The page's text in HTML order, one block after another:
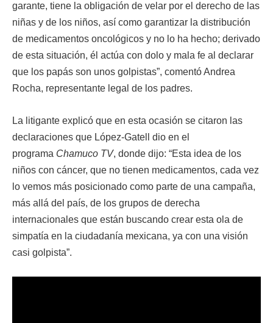
garante, tiene la obligación de velar por el derecho de las
niñas y de los niños, así como garantizar la distribución
de medicamentos oncológicos y no lo ha hecho; derivado
de esta situación, él actúa con dolo y mala fe al declarar
que los papás son unos golpistas”, comentó Andrea
Rocha, representante legal de los padres.
La litigante explicó que en esta ocasión se citaron las
declaraciones que López-Gatell dio en el
programa Chamuco TV, donde dijo: “Esta idea de los
niños con cáncer, que no tienen medicamentos, cada vez
lo vemos más posicionado como parte de una campaña,
más allá del país, de los grupos de derecha
internacionales que están buscando crear esta ola de
simpatía en la ciudadanía mexicana, ya con una visión
casi golpista”.